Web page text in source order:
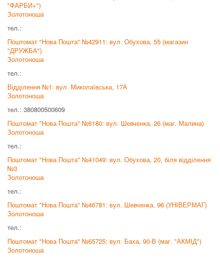
"ФАРБИ+")
Золотоноша
тел.:
Поштомат "Нова Пошта" №42911: вул. Обухова, 55 (магазин
"ДРУЖБА")
Золотоноша
тел.:
Відділення №1: вул. Миколаївська, 17А
Золотоноша
тел.: 380800500609
Поштомат "Нова Пошта" №6180: вул. Шевченка, 26 (маг. Малина)
Золотоноша
тел.:
Поштомат "Нова Пошта" №41049: вул. Обухова, 20, біля відділення
№3
Золотоноша
тел.:
Поштомат "Нова Пошта" №46781: вул. Шевченка, 96 (УНІВЕРМАГ)
Золотоноша
тел.:
Поштомат "Нова Пошта" №65725: вул. Баха, 90-В (маг. "АКМІД")
Золотоноша